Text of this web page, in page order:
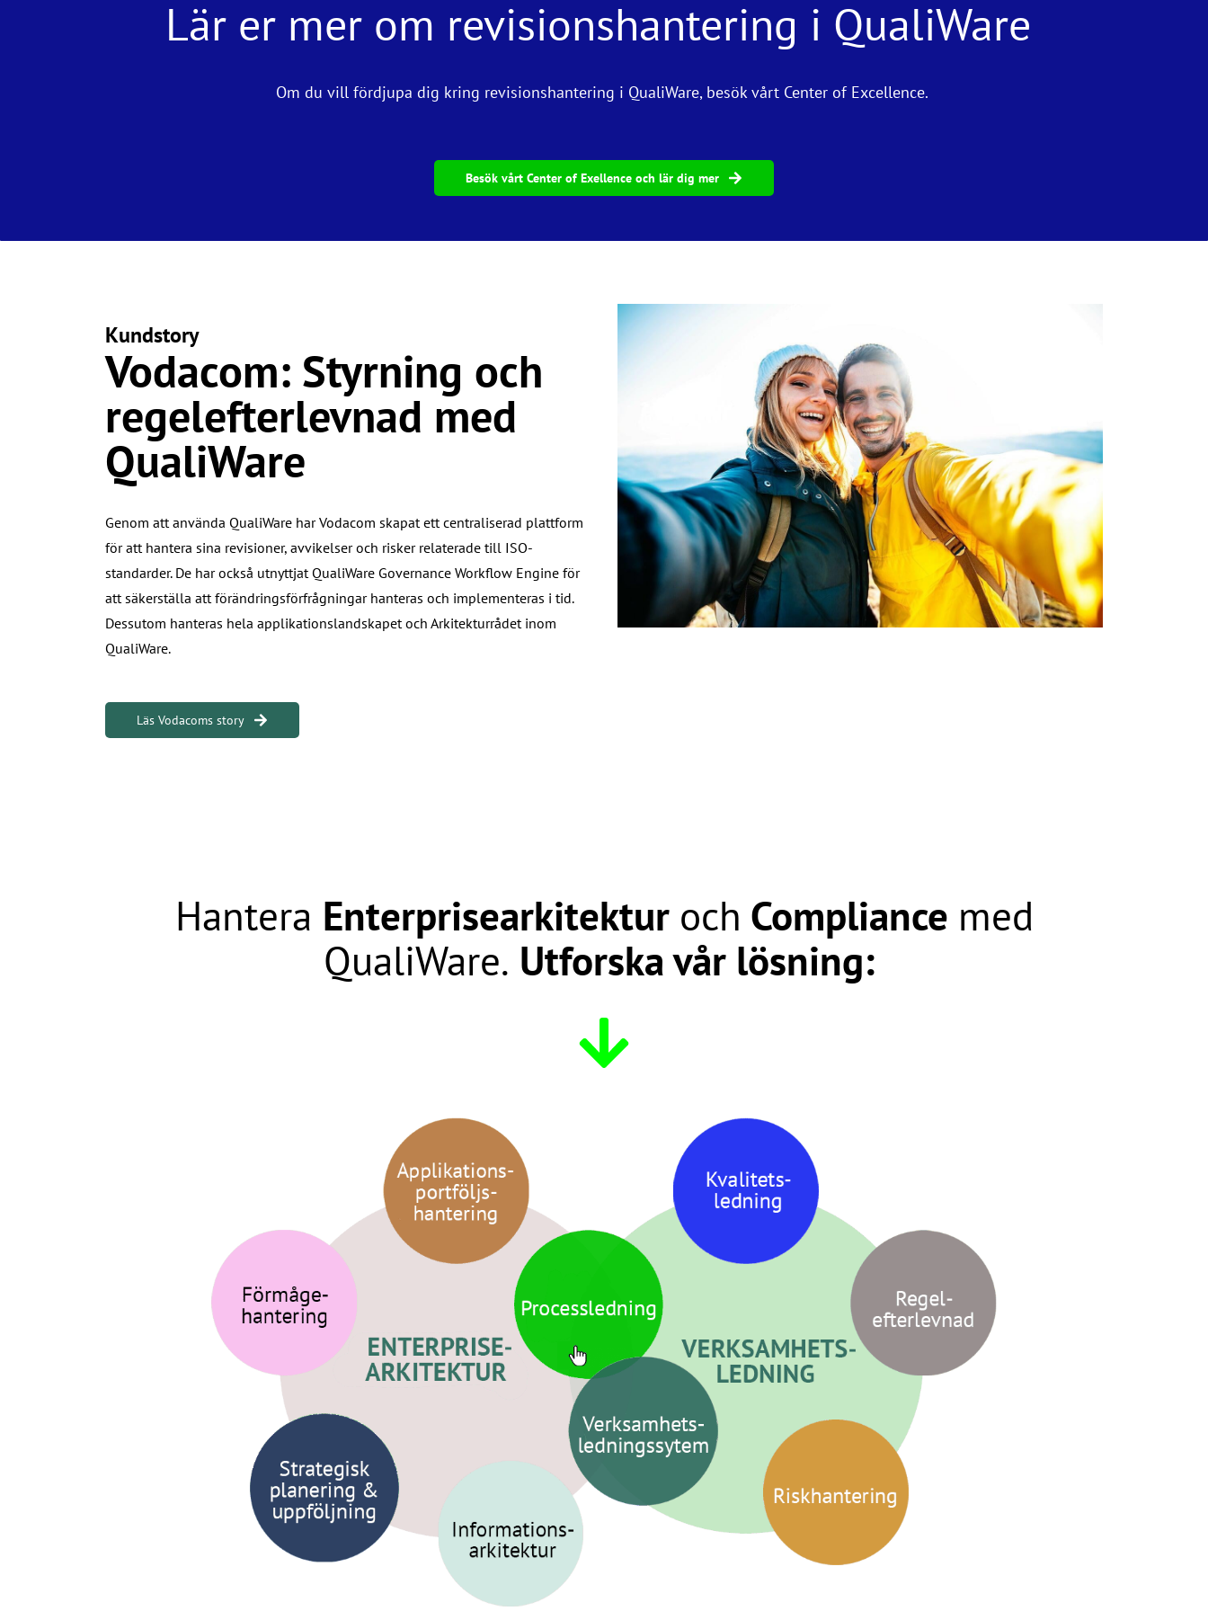
Lär er mer om revisionshantering i QualiWare
Om du vill fördjupa dig kring revisionshantering i QualiWare, besök vårt Center of Excellence.
Besök vårt Center of Exellence och lär dig mer
Kundstory
Vodacom: Styrning och
regelefterlevnad med
QualiWare
Genom att använda QualiWare har Vodacom skapat ett centraliserad plattform
för att hantera sina revisioner, avvikelser och risker relaterade till ISO-
standarder. De har också utnyttjat QualiWare Governance Workflow Engine för
att säkerställa att förändringsförfrågningar hanteras och implementeras i tid.
Dessutom hanteras hela applikationslandskapet och Arkitekturrådet inom
QualiWare.
Läs Vodacoms story
Hantera Enterprisearkitektur och Compliance med
QualiWare. Utforska vår lösning: